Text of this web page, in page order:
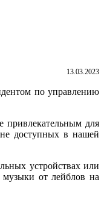
13.03.2023
по управлению
привлекательным для
не доступных в нашей
устройствах или
от лейблов на